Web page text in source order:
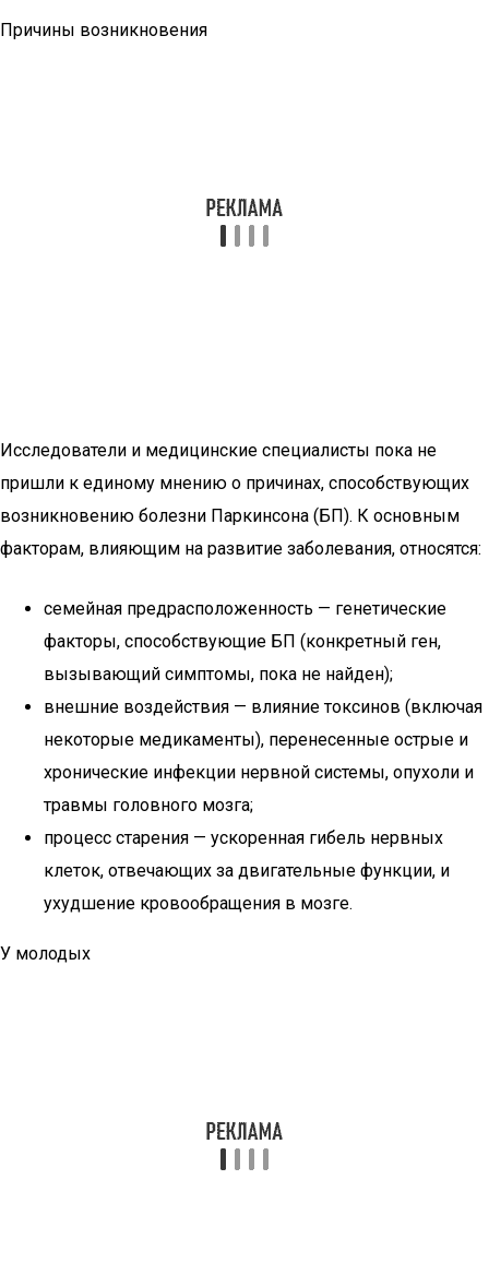
Причины возникновения
Исследователи и медицинские специалисты пока не
пришли к единому мнению о причинах, способствующих
возникновению болезни Паркинсона (БП). К основным
факторам, влияющим на развитие заболевания, относятся:
семейная предрасположенность — генетические
факторы, способствующие БП (конкретный ген,
вызывающий симптомы, пока не найден);
внешние воздействия — влияние токсинов (включая
некоторые медикаменты), перенесенные острые и
хронические инфекции нервной системы, опухоли и
травмы головного мозга;
процесс старения — ускоренная гибель нервных
клеток, отвечающих за двигательные функции, и
ухудшение кровообращения в мозге.
У молодых